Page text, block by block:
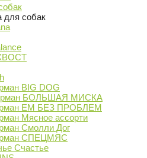
для собак
BIG DOG
БОЛЬШАЯ МИСКА
ЕМ БЕЗ ПРОБЛЕМ
Мясное ассорти
Смолли Дог
СПЕЦМЯС
Счастье